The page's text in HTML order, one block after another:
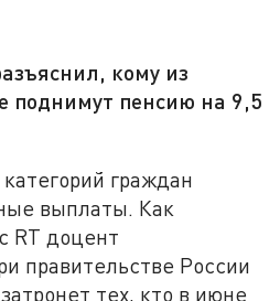
кому из
поднимут пенсию на 9,5
граждан
выплаты. Как
RT доцент
правительстве России
тех, кто в июне